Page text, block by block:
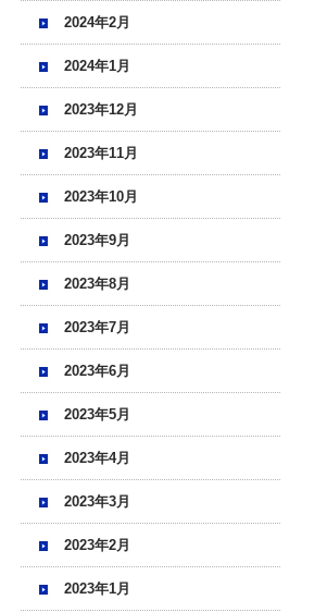
2024年2月
2024年1月
2023年12月
2023年11月
2023年10月
2023年9月
2023年8月
2023年7月
2023年6月
2023年5月
2023年4月
2023年3月
2023年2月
2023年1月